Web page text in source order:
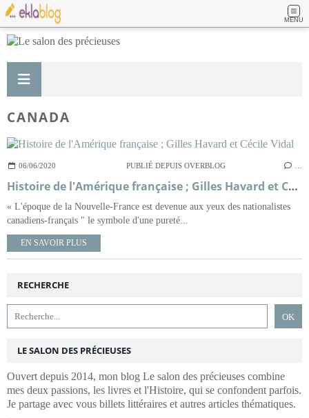
MENU
CANADA
06/06/2020 PUBLIÉ DEPUIS OVERBLOG
Histoire de l'Amérique française ; Gilles Havard et Cécile Vidal
« L'époque de la Nouvelle-France est devenue aux yeux des nationalistes
canadiens-français " le symbole d'une pureté...
EN SAVOIR PLUS
RECHERCHE
LE SALON DES PRÉCIEUSES
Ouvert depuis 2014, mon blog Le salon des précieuses combine
mes deux passions, les livres et l'Histoire, qui se confondent parfois.
Je partage avec vous billets littéraires et autres articles thématiques.